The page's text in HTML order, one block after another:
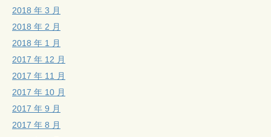
2018 年 3 月
2018 年 2 月
2018 年 1 月
2017 年 12 月
2017 年 11 月
2017 年 10 月
2017 年 9 月
2017 年 8 月